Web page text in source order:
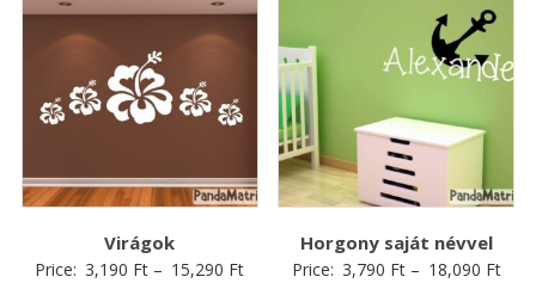
Virágok
Price: 3,190 Ft – 15,290 Ft
Horgony saját névvel
Price: 3,790 Ft– 18,090 Ft